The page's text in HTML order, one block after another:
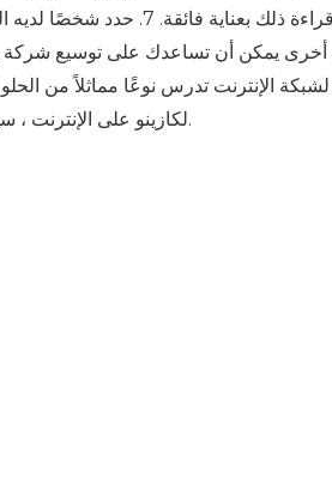
أخرى يمكن أن تساعدك على توسيع شركة
لشبكة الإنترنت تدرس نوعًا مماثلاً من
لكازينو على الإنترنت ، سينتهي بك الأمر إلى قضاء وقتك الثمين في الترويج وفهم عميق.